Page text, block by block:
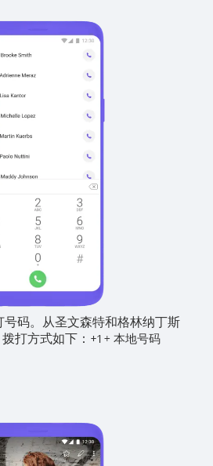
码。 从圣文森特和格林纳丁斯
打方式如下： +1 + 本地号码